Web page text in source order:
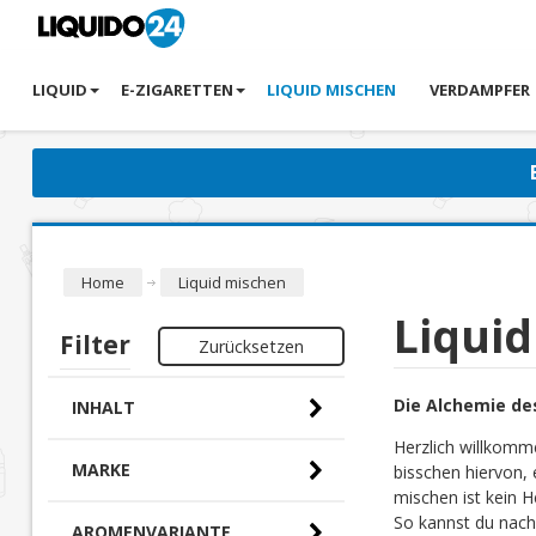
LIQUID E-ZIGARETTEN LIQUID MISCHEN VERDAMPFER
Home Liquid mischen
Die Alchemie
Herzlich
bisschen hiervon,
mischen ist kein
So kannst du
Filter Zurücksetzen
INHALT
MARKE